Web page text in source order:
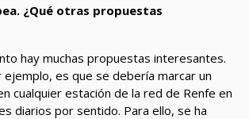
¿Qué otras propuestas
hay muchas propuestas interesantes.
ejemplo, es que se debería marcar un
cualquier estación de la red de Renfe en
diarios por sentido. Para ello, se ha